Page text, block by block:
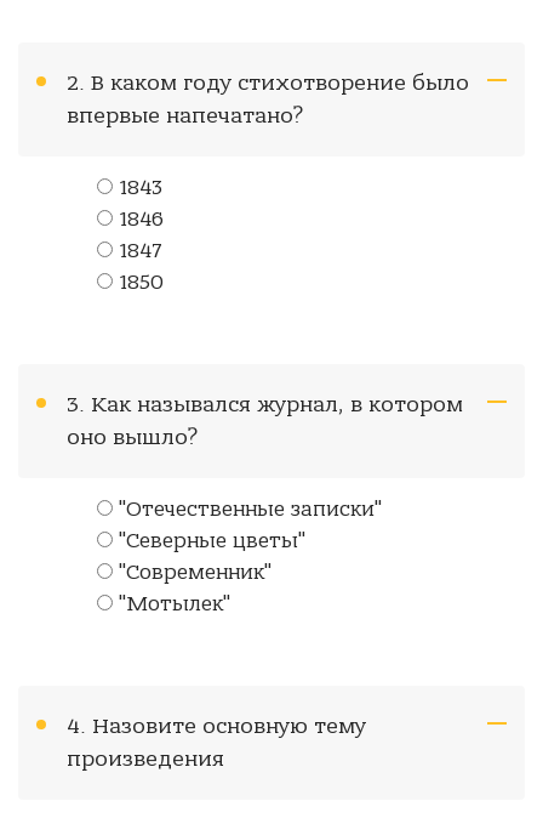
2. В каком году стихотворение было
впервые напечатано?
1843
1846
1847
1850
3. Как назывался журнал, в котором
оно вышло?
"Отечественные записки"
"Северные цветы"
"Современник"
"Мотылек"
4. Назовите основную тему
произведения